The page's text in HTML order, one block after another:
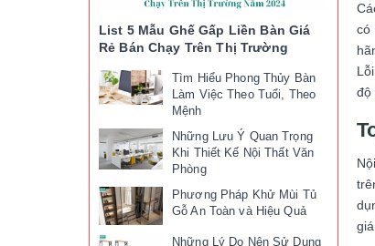
có
độ
List 5 Mẫu Ghế Gấp Liền Bàn Giá
Rẻ Bán Chạy Trên Thị Trường
Tìm Hiểu Phong Thủy Bàn
Làm Việc Theo Tuổi, Theo
Mệnh
Những Lưu Ý Quan Trọng
Khi Thiết Kế Nội Thất Văn
Phòng
Phương Pháp Khử Mùi Tủ
Gỗ An Toàn và Hiệu Quả
Những Lý Do Nên Sử Dụng